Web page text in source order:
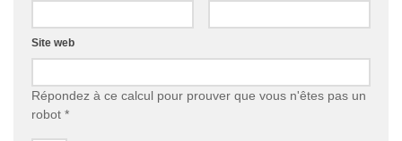
Site web
Répondez à ce calcul pour prouver que vous n'êtes pas un
robot *